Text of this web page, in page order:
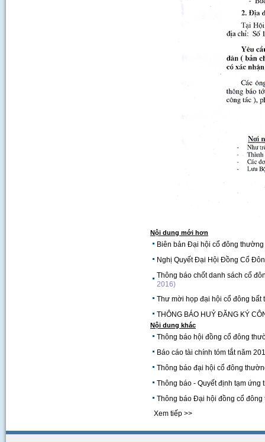
Nội dung mới hơn
Biên bản Đại hội cổ đông
Nghị Quyết Đại Hội Đồng Cổ
Thông báo chốt danh sách cổ
2016)
Thư mời họp đại hội cổ đông bất
THÔNG BÁO HUỶ ĐĂNG KÝ
Nội dung khác
Thông báo hội đồng cổ đông
Báo cáo tài chính tóm tắt năm
Thông báo đại hội cổ đông
Thông báo - Quyết định tạm ứng
Thông báo Đại hội đồng cổ
Xem tiếp >>